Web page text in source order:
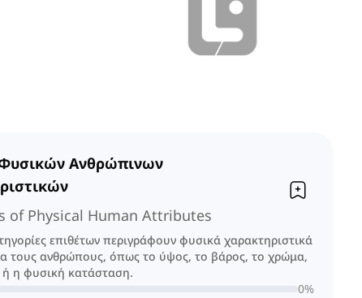
Ανθρώπινων
of Physical Human Attributes
επιθέτων περιγράφουν φυσικά χαρακτηριστικά
τους ανθρώπους, όπως το ύψος, το βάρος, το χρώμα,
η φυσική κατάσταση.
0%